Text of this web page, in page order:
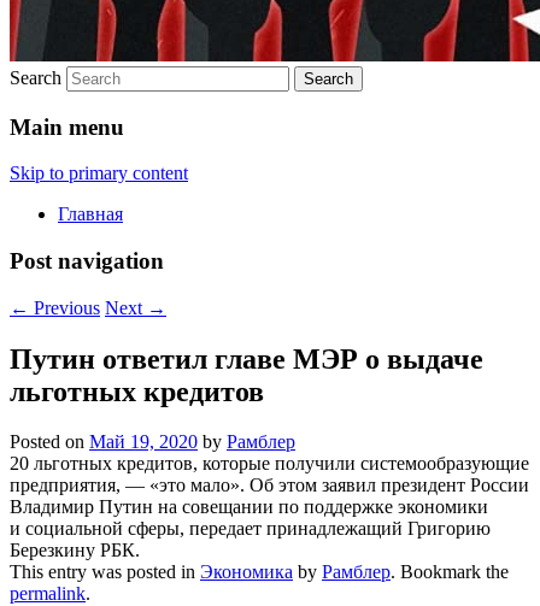
Search
Main menu
Skip to primary content
Главная
Post navigation
← Previous Next →
Путин ответил главе МЭР о выдаче
льготных кредитов
Posted on Май 19, 2020 by Рамблер
20 льготных кредитов, которые получили системообразующие
предприятия, — «это мало». Об этом заявил президент России
Владимир Путин на совещании по поддержке экономики
и социальной сферы, передает принадлежащий Григорию
Березкину РБК.
This entry was posted in Экономика by Рамблер. Bookmark the
permalink.